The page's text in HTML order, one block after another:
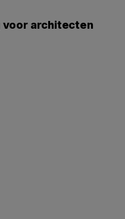
voor architecten